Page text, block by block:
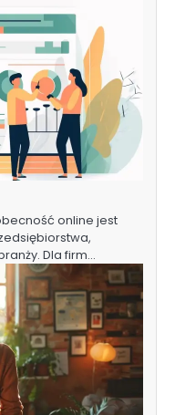
online jest
Dla firm…